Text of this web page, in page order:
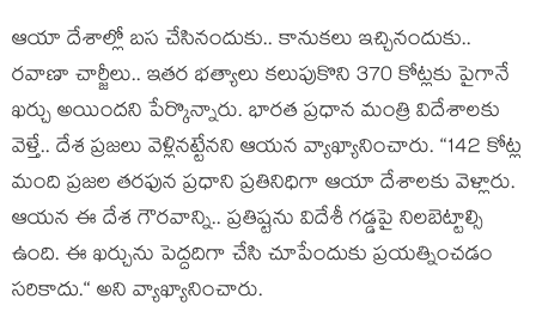
ఆయా దేశాల్లో బ‌స చేసినందుకు.. కానుక‌లు ఇచ్చినందుకు..
ర‌వాణా చార్జీలు.. ఇత‌ర భ‌త్యాలు క‌లుపుకొని 370 కోట్ల‌కు పైగానే
ఖ‌ర్చు అయింద‌ని పేర్కొన్నారు. భార‌త‌ ప్ర‌ధాన మంత్రి విదేశాల‌కు
వెళ్తే.. దేశ ప్ర‌జ‌లు వెళ్లిన‌ట్టేన‌ని ఆయ‌న వ్యాఖ్యానించారు. “142 కోట్ల
మంది ప్ర‌జ‌ల త‌ర‌ఫున ప్ర‌ధాని ప్ర‌తినిధిగా ఆయా దేశాలకు వెళ్లారు.
ఆయ‌న ఈ దేశ గౌర‌వాన్ని.. ప్ర‌తిష్ట‌ను విదేశీ గ‌డ్డ‌పై నిల‌బెట్టాల్సి
ఉంది. ఈ ఖ‌ర్చును పెద్ద‌దిగా చేసి చూపేందుకు ప్ర‌య‌త్నించ‌డం
స‌రికాదు.“ అని వ్యాఖ్యానించారు.